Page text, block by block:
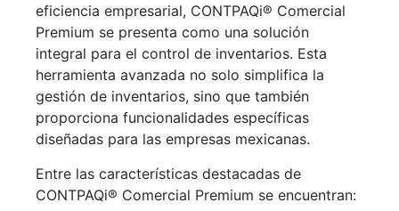
eficiencia empresarial, CONTPAQi® Comercial
Premium se presenta como una solución
integral para el control de inventarios. Esta
herramienta avanzada no solo simplifica la
gestión de inventarios, sino que también
proporciona funcionalidades específicas
diseñadas para las empresas mexicanas.
Entre las características destacadas de
CONTPAQi® Comercial Premium se encuentran: